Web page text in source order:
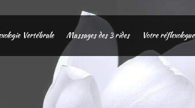
Vertébrale Massages des 3 rides Votre réflexologue